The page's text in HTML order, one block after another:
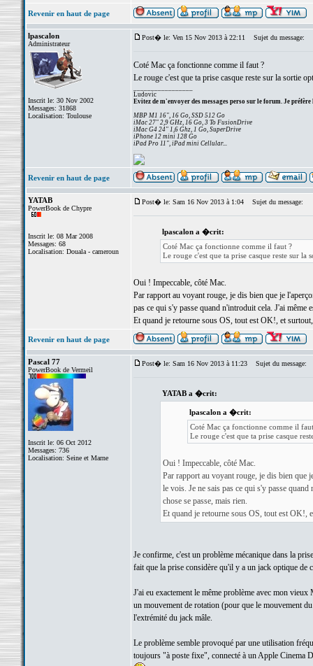
Revenir en haut de page
lpascalon
Administrateur
Inscrit le: 30 Nov 2002
Messages: 31868
Localisation: Toulouse
Post� le: Ven 15 Nov 2013 à 22:11 Sujet du message:
Coté Mac ça fonctionne comme il faut ?
Le rouge c'est que ta prise casque reste sur la sortie
Ludovic
Evitez de m'envoyer des messages perso sur le forum. Je préfère
MBP M1 16", 16 Go, SSD 512 Go
iMac 27" 2,9 GHz, 16 Go, 3 To FusionDrive
iMac G4 24" 1,6 Ghz, 1 Go, SuperDrive
iPhone 12 mini 128 Go
iPad Pro 11", iPad mini Cellular...
Revenir en haut de page
YATAB
PowerBook de Chypre
Inscrit le: 08 Mar 2008
Messages: 68
Localisation: Douala - cameroun
Post� le: Sam 16 Nov 2013 à 1:04 Sujet du message:
lpascalon a �crit:
Coté Mac ça fonctionne comme il faut ?
Le rouge c'est que ta prise casque reste sur la
Oui ! Impeccable, côté Mac.
Par rapport au voyant rouge, je dis bien que je
pas ce qui s'y passe quand n'introduit cela. J'ai
Et quand je retourne sous OS, tout est OK!, et
Revenir en haut de page
Pascal 77
PowerBook de Vermeil
Inscrit le: 06 Oct 2012
Messages: 736
Localisation: Seine et Marne
Post� le: Sam 16 Nov 2013 à 11:23 Sujet du message:
YATAB a �crit:
lpascalon a �crit:
Coté Mac ça fonctionne comme il
Le rouge c'est que ta prise casque
Oui ! Impeccable, côté Mac.
Par rapport au voyant rouge, je dis bien que
le vois. Je ne sais pas ce qui s'y passe
chose se passe, mais rien.
Et quand je retourne sous OS, tout est OK!,
Je confirme, c'est un problème mécanique dans la
fait que la prise considère qu'il y a un jack optique de
J'ai eu exactement le même problème avec mon
un mouvement de rotation (pour que le mouvement
l'extrémité du jack mâle.
Le problème semble provoqué par une utilisation
toujours "à poste fixe", connecté à un Apple Cinema